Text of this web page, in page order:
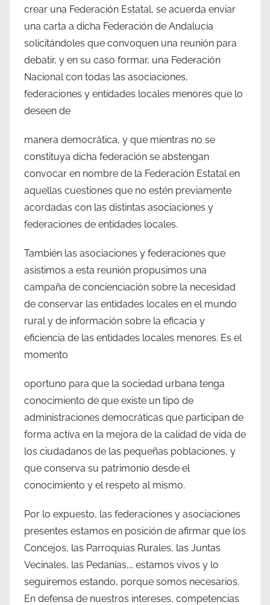
crear una Federación Estatal, se acuerda enviar
una carta a dicha Federación de Andalucía
solicitándoles que convoquen una reunión para
debatir, y en su caso formar, una Federación
Nacional con todas las asociaciones,
federaciones y entidades locales menores que lo
deseen de
manera democrática, y que mientras no se
constituya dicha federación se abstengan
convocar en nombre de la Federación Estatal en
aquellas cuestiones que no estén previamente
acordadas con las distintas asociaciones y
federaciones de entidades locales.
También las asociaciones y federaciones que
asistimos a esta reunión propusimos una
campaña de concienciación sobre la necesidad
de conservar las entidades locales en el mundo
rural y de información sobre la eficacia y
eficiencia de las entidades locales menores. Es el
momento
oportuno para que la sociedad urbana tenga
conocimiento de que existe un tipo de
administraciones democráticas que participan de
forma activa en la mejora de la calidad de vida de
los ciudadanos de las pequeñas poblaciones, y
que conserva su patrimonio desde el
conocimiento y el respeto al mismo.
Por lo expuesto, las federaciones y asociaciones
presentes estamos en posición de afirmar que los
Concejos, las Parroquias Rurales, las Juntas
Vecinales, las Pedanías,… estamos vivos y lo
seguiremos estando, porque somos necesarios.
En defensa de nuestros intereses, competencias